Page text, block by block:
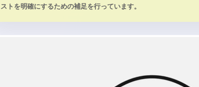
ストを明確にするための補足を行っています。